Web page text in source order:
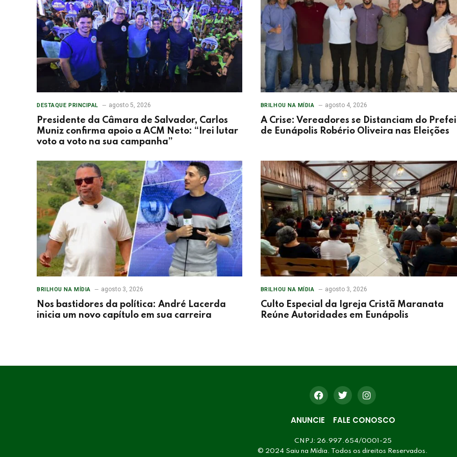
DESTAQUE PRINCIPAL agosto 5, 2026
Presidente da Câmara de Salvador, Carlos
Muniz confirma apoio a ACM Neto: “Irei lutar
voto a voto na sua campanha”
BRILHOU NA MÍDIA agosto 4, 2026
A Crise: Vereadores se Distanciam do
de Eunápolis Robério Oliveira nas Eleições
BRILHOU NA MÍDIA agosto 3, 2026
Nos bastidores da política: André Lacerda
inicia um novo capítulo em sua carreira
BRILHOU NA MÍDIA agosto 3, 2026
Culto Especial da Igreja Cristã Maranata
Reúne Autoridades em Eunápolis
ANUNCIE FALE CONOSCO
CNPJ: 26.997.654/0001-25
© 2024 Saiu na Mídia. Todos os direitos Reservados.